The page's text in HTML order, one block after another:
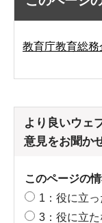
教育庁教育総
より良いウェ
意見をお聞か
このページの
1：役に立っ
3：役に立た